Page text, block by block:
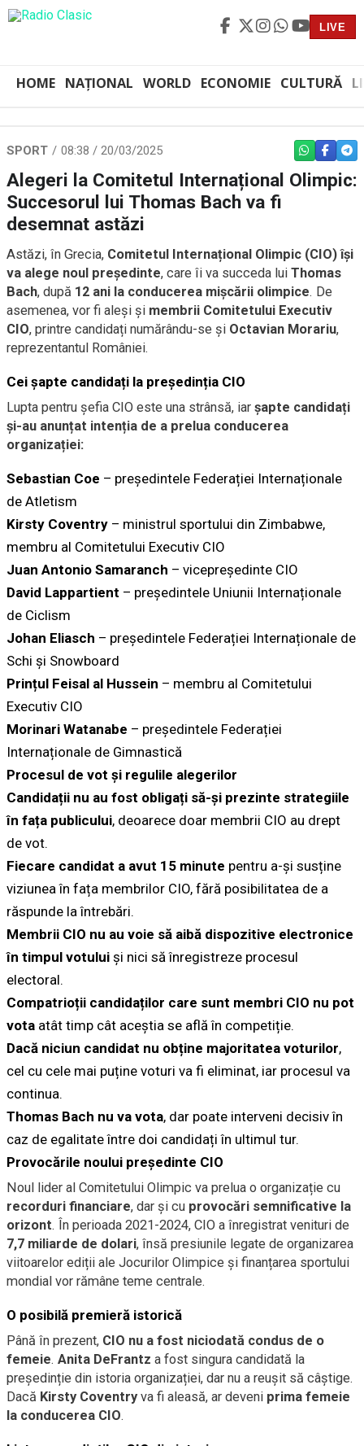
LIVE
HOME NAȚIONAL WORLD ECONOMIE CULTURĂ
SPORT 08:38 / 20/03/2025 WHATSAPP
Alegeri la Comitetul Internațional Olimpic:
Succesorul lui Thomas Bach va fi
desemnat astăzi
Astăzi, în Grecia, Comitetul Internațional Olimpic (CIO) își
va alege noul președinte, care îi va succeda lui Thomas
Bach, după 12 ani la conducerea mișcării olimpice. De
asemenea, vor fi aleși și membrii Comitetului Executiv
CIO, printre candidați numărându-se și Octavian Morariu,
reprezentantul României.
Cei șapte candidați la președinția CIO
Lupta pentru șefia CIO este una strânsă, iar șapte candidați
și-au anunțat intenția de a prelua conducerea
organizației:
Sebastian Coe – președintele Federației Internaționale
de Atletism
Kirsty Coventry – ministrul sportului din Zimbabwe,
membru al Comitetului Executiv CIO
Juan Antonio Samaranch – vicepreședinte CIO
David Lappartient – președintele Uniunii Internaționale
de Ciclism
Johan Eliasch – președintele Federației Internaționale de
Schi și Snowboard
Prințul Feisal al Hussein – membru al Comitetului
Executiv CIO
Morinari Watanabe – președintele Federației
Internaționale de Gimnastică
Procesul de vot și regulile alegerilor
Candidații nu au fost obligați să-și prezinte strategiile
în fața publicului, deoarece doar membrii CIO au drept
de vot.
Fiecare candidat a avut 15 minute pentru a-și susține
viziunea în fața membrilor CIO, fără posibilitatea de a
răspunde la întrebări.
Membrii CIO nu au voie să aibă dispozitive electronice
în timpul votului și nici să înregistreze procesul
electoral.
Compatrioții candidaților care sunt membri CIO nu pot
vota atât timp cât aceștia se află în competiție.
Dacă niciun candidat nu obține majoritatea voturilor,
cel cu cele mai puține voturi va fi eliminat, iar procesul va
continua.
Thomas Bach nu va vota, dar poate interveni decisiv în
caz de egalitate între doi candidați în ultimul tur.
Provocările noului președinte CIO
Noul lider al Comitetului Olimpic va prelua o organizație cu
recorduri financiare, dar și cu provocări semnificative la
orizont. În perioada 2021-2024, CIO a înregistrat venituri de
7,7 miliarde de dolari, însă presiunile legate de organizarea
viitoarelor ediții ale Jocurilor Olimpice și finanțarea sportului
mondial vor rămâne teme centrale.
O posibilă premieră istorică
Până în prezent, CIO nu a fost niciodată condus de o
femeie. Anita DeFrantz a fost singura candidată la
președinție din istoria organizației, dar nu a reușit să câștige.
Dacă Kirsty Coventryva fi aleasă, ar deveni prima femeie
la conducerea CIO.